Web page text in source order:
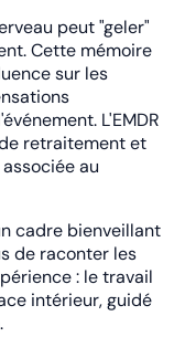
peut "geler"
Cette mémoire
sur les
L'EMDR
retraitement et
au
cadre bienveillant
de raconter les
: le travail
intérieur, guidé